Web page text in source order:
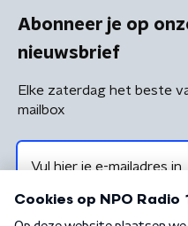
Abonneer je op
nieuwsbrief
Elke zaterdag het beste
mailbox